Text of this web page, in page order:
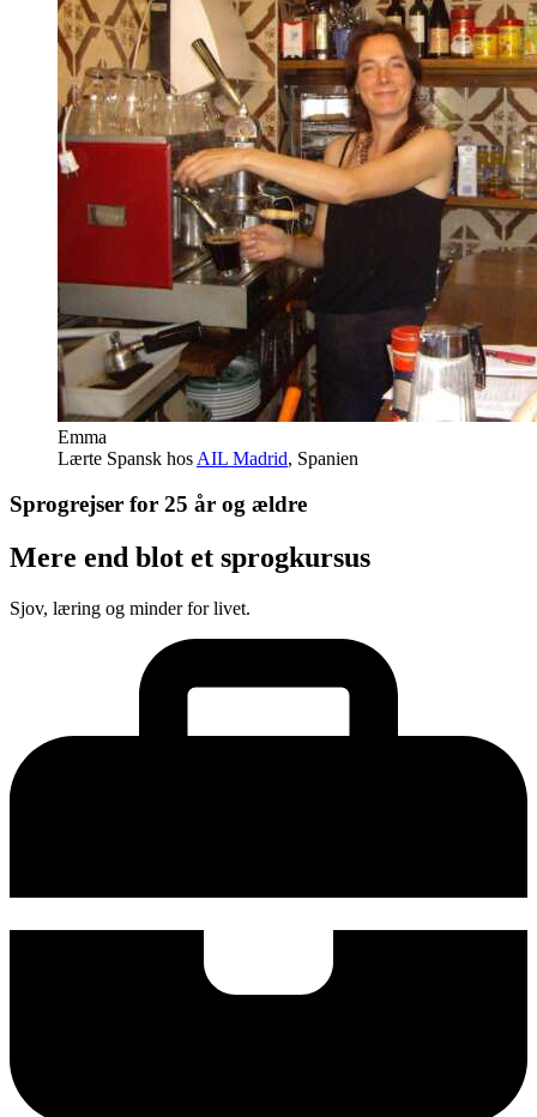
Emma
Lærte Spansk hos AIL Madrid, Spanien
Sprogrejser for 25 år og ældre
Mere end blot et sprogkursus
Sjov, læring og minder for livet.